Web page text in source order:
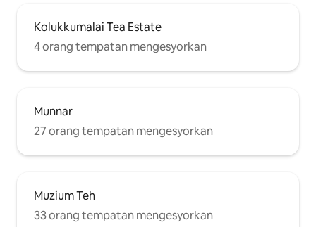
Kolukkumalai Tea Estate
4 orang tempatan mengesyorkan
Munnar
27 orang tempatan mengesyorkan
Muzium Teh
33 orang tempatan mengesyorkan